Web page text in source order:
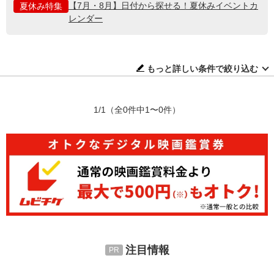
夏休み特集
【7月・8月】日付から探せる！夏休みイベントカ
レンダー
もっと詳しい条件で絞り込む
1/1 （全0件中1〜0件）
注目情報